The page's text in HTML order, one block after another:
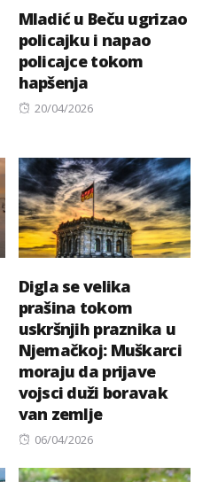
Mladić u Beču ugrizao
policajku i napao
policajce tokom
hapšenja
Posted
20/04/2026
Digla se velika
prašina tokom
uskršnjih praznika u
Njemačkoj: Muškarci
moraju da prijave
vojsci duži boravak
van zemlje
Posted
06/04/2026